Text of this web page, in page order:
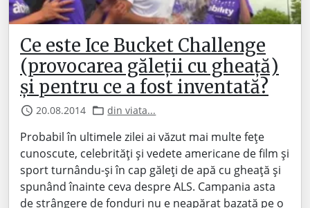
Ce este Ice Bucket Challenge
(provocarea găleții cu gheață)
și pentru ce a fost inventată?
20.08.2014 din viata...
Probabil în ultimele zilei ai văzut mai multe fețe
cunoscute, celebrități și vedete americane de film și
sport turnându-și în cap găleți de apă cu gheață și
spunând înainte ceva despre ALS. Campania asta
de strângere de fonduri nu e neapărat bazată pe o